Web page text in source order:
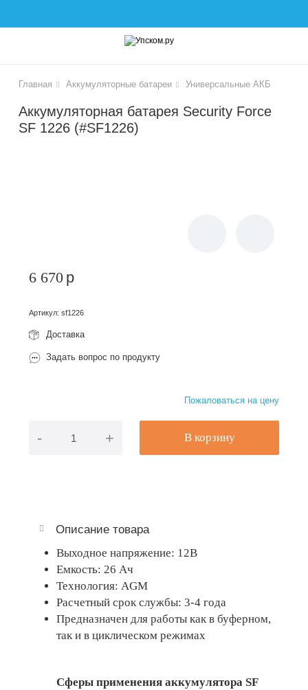
Главная Аккумуляторные батареи Универсальные АКБ
Аккумуляторная батарея Security Force
SF 1226 (#SF1226)
6 670 p
Артикул: sf1226
Доставка
Задать вопрос по продукту
Пожаловаться на цену
- + В корзину
Описание товара
Выходное напряжение: 12В
Емкость: 26 Ач
Технология: AGM
Расчетный срок службы: 3-4 года
Предназначен для работы как в буферном,
так и в циклическом режимах
Сферы применения аккумулятора SF